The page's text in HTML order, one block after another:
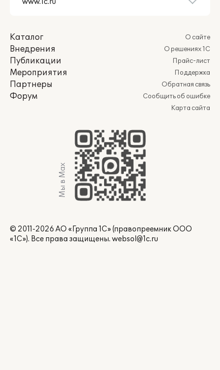
Каталог
Внедрения
Публикации
Мероприятия
Партнеры
Форум
О сайте
О решениях 1С
Прайс-лист
Поддержка
Обратная связь
Сообщить об ошибке
Карта сайта
Мы в Max
© 2011-2026 АО «Группа 1С» (правопреемник ООО
«1С»). Все права защищены. websol@1c.ru